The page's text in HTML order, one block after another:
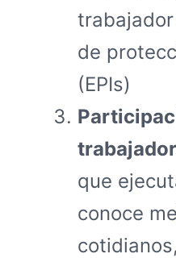
de
(EPIs)
que
conoce